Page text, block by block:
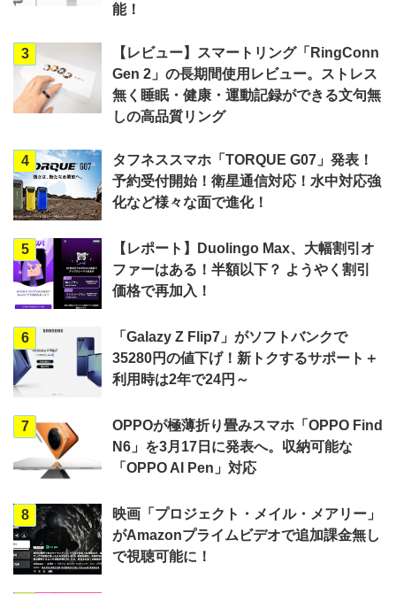
能！
3
【レビュー】スマートリング「RingConn
Gen 2」の長期間使用レビュー。ストレス
無く睡眠・健康・運動記録ができる文句無
しの高品質リング
4
タフネススマホ「TORQUE G07」発表！
予約受付開始！衛星通信対応！水中対応強
化など様々な面で進化！
5
【レポート】Duolingo Max、大幅割引オ
ファーはある！半額以下？ ようやく割引
価格で再加入！
6
「Galazy Z Flip7」がソフトバンクで
35280円の値下げ！新トクするサポート＋
利用時は2年で24円～
7
OPPOが極薄折り畳みスマホ「OPPO Find
N6」を3月17日に発表へ。収納可能な
「OPPO AI Pen」対応
8
映画「プロジェクト・メイル・メアリー」
がAmazonプライムビデオで追加課金無し
で視聴可能に！